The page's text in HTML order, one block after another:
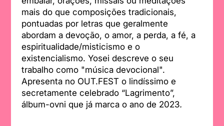
mais do que composições tradicionais,
pontuadas por letras que geralmente
abordam a devoção, o amor, a perda, a fé, a
espiritualidade/misticismo e o
existencialismo. Yosei descreve o seu
trabalho como "música devocional".
Apresenta no OUT.FEST o lindíssimo e
secretamente celebrado “Lagrimento”,
álbum-ovni que já marca o ano de 2023.